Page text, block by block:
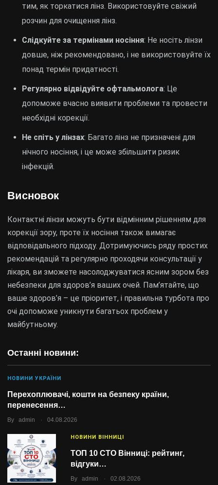
Останні новини:
НОВИНИ УКРАЇНИ
Перехоплювачі, кошти на безпеку країни,
перенесення…
By admin . 04.08.2026
НОВИНИ ВІННИЦІ
ТОП 10 СТО Вінниці: рейтинг,
відгуки…
By admin . 02.08.2026
тим, як торкатися лінз. Використовуйте свіжий
розчин для очищення лінз.
Слідкуйте за термінами носіння: Не носіть лінзи
довше, ніж рекомендовано, і не використовуйте їх
понад термін придатності.
Регулярно відвідуйте офтальмолога: Це
допоможе вчасно виявити проблеми та провести
необхідні корекції.
Не спіть у лінзах: Багато лінз не призначені для
нічного носіння, і це може збільшити ризик
інфекцій.
Висновок
Контактні лінзи можуть бути відмінним рішенням для
корекції зору, проте їх носіння також вимагає
відповідального підходу. Дотримуючись ряду простих
рекомендацій та регулярно проходячи консультації у
лікаря, ви зможете насолоджуватися ясним зором без
небезпеки для здоров’я ваших очей. Пам’ятайте, що
ваше здоров’я – це пріоритет, і правильна турбота про
очі допоможе уникнути багатьох проблем у
майбутньому.